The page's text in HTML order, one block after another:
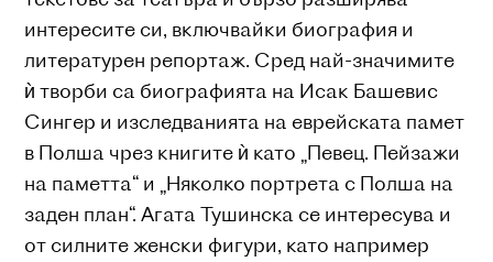
интересите си, включвайки биография и
литературен репортаж. Сред най-значимите
ѝ творби са биографията на Исак Башевис
Сингер и изследванията на еврейската памет
в Полша чрез книгите ѝ като „Певец. Пейзажи
на паметта“ и „Няколко портрета с Полша на
заден план“. Агата Тушинска се интересува и
от силните женски фигури, като например